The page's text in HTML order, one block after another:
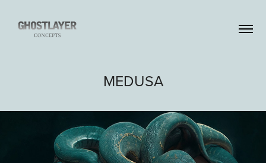
MEDUSA